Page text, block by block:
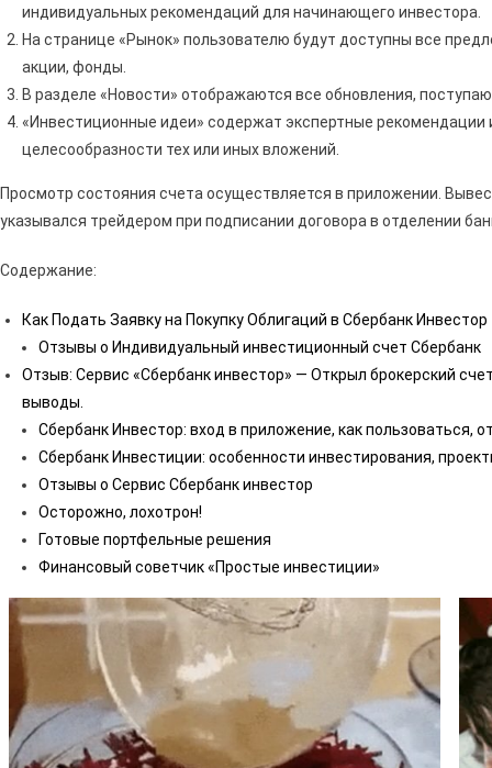
индивидуальных рекомендаций для начинающего инвестора.
На странице «Рынок» пользователю будут доступны все
акции, фонды.
В разделе «Новости» отображаются все обновления,
«Инвестиционные идеи» содержат экспертные рекомендации
целесообразности тех или иных вложений.
Просмотр состояния счета осуществляется в приложении.
указывался трейдером при подписании договора в отделении
Содержание:
Как Подать Заявку на Покупку Облигаций в Сбербанк Инвестор
Отзывы о Индивидуальный инвестиционный счет Сбербанк
Отзыв: Сервис «Сбербанк инвестор» — Открыл брокерский
выводы.
Сбербанк Инвестор: вход в приложение, как пользоваться,
Сбербанк Инвестиции: особенности инвестирования,
Отзывы о Сервис Сбербанк инвестор
Осторожно, лохотрон!
Готовые портфельные решения
Финансовый советчик «Простые инвестиции»